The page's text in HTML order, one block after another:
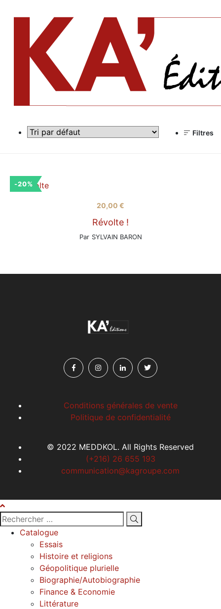
Filtres
-20%
Révolte !
20,00 €
Par SYLVAIN BARON
Conditions générales de vente
Politique de confidentialité
© 2022 MEDDKOL. All Rights Reserved
(+216) 26 655 193
communication@kagroupe.com
Catalogue
Essais
Histoire et religions
Géopolitique plurielle
Biographie/Autobiographie
Finance & Economie
Littérature